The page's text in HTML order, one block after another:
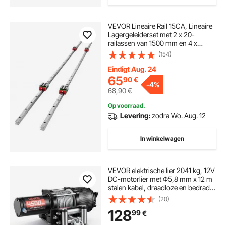
VEVOR Lineaire Rail 15CA, Lineaire
Lagergeleiderset met 2 x 20-
railassen van 1500 mm en 4 x
lagerkussenblokken
(154)
Eindigt Aug. 24
6590€
68,90€
-4%
Op voorraad.
Levering:zodra Wo. Aug. 12
In winkelwagen
VEVOR elektrische lier 2041 kg, 12V
DC-motorlier met Φ5,8 mm x 12 m
stalen kabel, draadloze en bedrade
afstandsbediening, IP55,
elektrische lier voor het slepen van
ATV's, UTV's en terreinwagens.
(20)
12899€